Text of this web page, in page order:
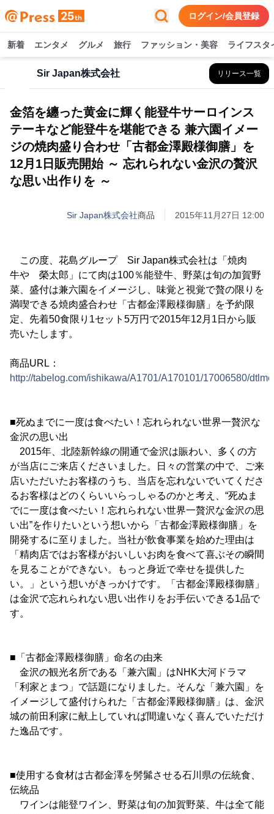
ログイン/会員登録
新着 エンタメ グルメ 旅行 ファッション・美容 ライフスタ
Sir Japan株式会社 リリース一覧
金箔を纏った黄金に輝く能登牛サーロインス
テーキなど能登牛を堪能できる 兼六園イメー
ジの焼肉盛り合わせ「古都金澤殿様御膳」を
12月1日販売開始 ～ 忘れられない金沢の贅沢
な思い出作りを ～
Sir Japan株式会社商品 2015年11月27日 12:00
この度、花島グループ Sir Japan株式会社は「焼肉
牛や 榮太郎」にて肉は100％能登牛、野菜は旬の加賀野
菜、盛付は兼六園をイメージし、味覚と視覚で贅の限りを
満喫できる焼肉盛合わせ「古都金澤殿様御膳」を予約限
定、先着50食限り1セット5万円で2015年12月1日から販
売いたします。
商品URL：
http://tabelog.com/ishikawa/A1701/A170101/17006580/
■死ぬまでに一度は食べたい！忘れられない世界一贅沢な
金沢の思い出
2015年、北陸新幹線の開通で金沢は賑わい、多くの方
が当店にご来店くださいました。日々の営業の中で、ご来
店いただいたお客様のうち、当店を忘れないでいてくださ
るお客様はどのくらいいらっしゃるのかと考え、“死ぬま
でに一度は食べたい！忘れられない世界一贅沢な金沢の思
い出”を作りたいという想いから「古都金澤殿様御膳」を
開発するに至りました。当社が飲食事業を始めた理由は
「精肉店ではお客様がおいしいお肉を食べて喜ぶその瞬間
を見ることができない。もっと身近で幸せを提供した
い。」という想いがきっかけです。「古都金澤殿様御膳」
は金沢で忘れられない思い出作りをお手伝いできる1品で
す。
■「古都金澤殿様御膳」命名の由来
金沢の観光名所である「兼六園」はNHK大河ドラマ
「利家とまつ」で話題になりました。そんな「兼六園」を
イメージして盛付けられた「古都金澤殿様御膳」は、金沢
城の前田利家に献上していれば間違いなく喜んでいただけ
た逸品です。
■使用する食材は古都金澤を髣髴させる石川県の伝統食、
伝統品
ワインは能登ワイン、野菜は旬の加賀野菜、牛は全て能